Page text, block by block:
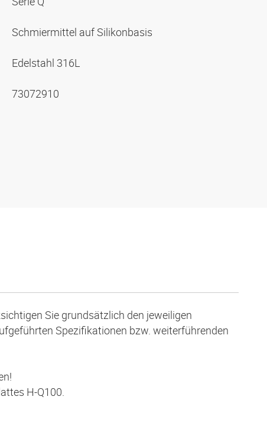
Schmiermittel auf Silikonbasis
Edelstahl 316L
73072910
Sie grundsätzlich den jeweiligen
Spezifikationen bzw. weiterführenden
H-Q100.